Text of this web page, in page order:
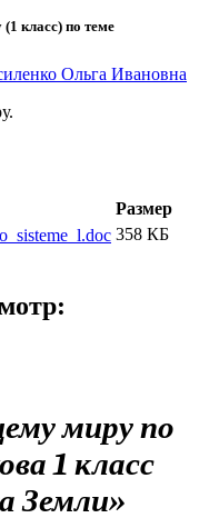
класс) по теме
Ольга Ивановна
Размер
358 КБ
миру по
1 класс
Земли»